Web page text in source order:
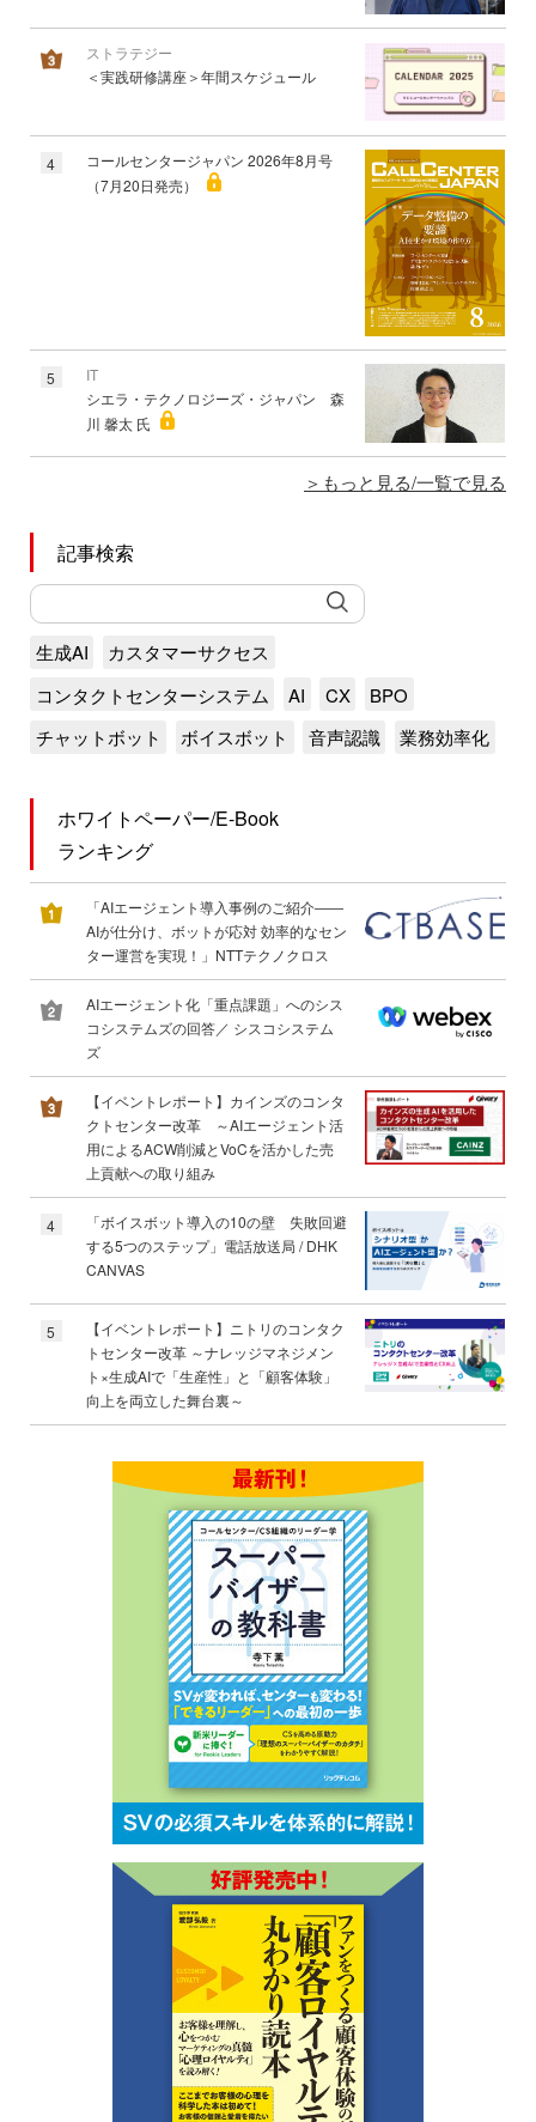
ストラテジー
＜実践研修講座＞年間スケジュール
4
コールセンタージャパン 2026年8月号
（7月20日発売）
5
IT
シエラ・テクノロジーズ・ジャパン 森
川 馨太 氏
もっと見る/一覧で見る
記事検索
生成AI
カスタマーサクセス
コンタクトセンターシステム
AI CX
BPO
チャットボット
ボイスボット 音声認識 業務効率化
ホワイトペーパー/E-Book
ランキング
「AIエージェント導入事例のご紹介――
AIが仕分け、ボットが応対 効率的なセン
ター運営を実現！」NTTテクノクロス
AIエージェント化「重点課題」へのシス
コシステムズの回答／ シスコシステム
ズ
【イベントレポート】カインズのコンタ
クトセンター改革 ～AIエージェント活
用によるACW削減とVoCを活かした売
上貢献への取り組み
4
「ボイスボット導入の10の壁 失敗回避
する5つのステップ」電話放送局 / DHK
CANVAS
5
【イベントレポート】ニトリのコンタク
トセンター改革 ～ナレッジマネジメン
ト×生成AIで「生産性」と「顧客体験」
向上を両立した舞台裏～